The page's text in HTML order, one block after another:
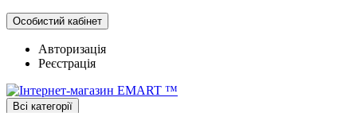
Особистий кабінет
Авторизація
Реєстрація
Всі категорії